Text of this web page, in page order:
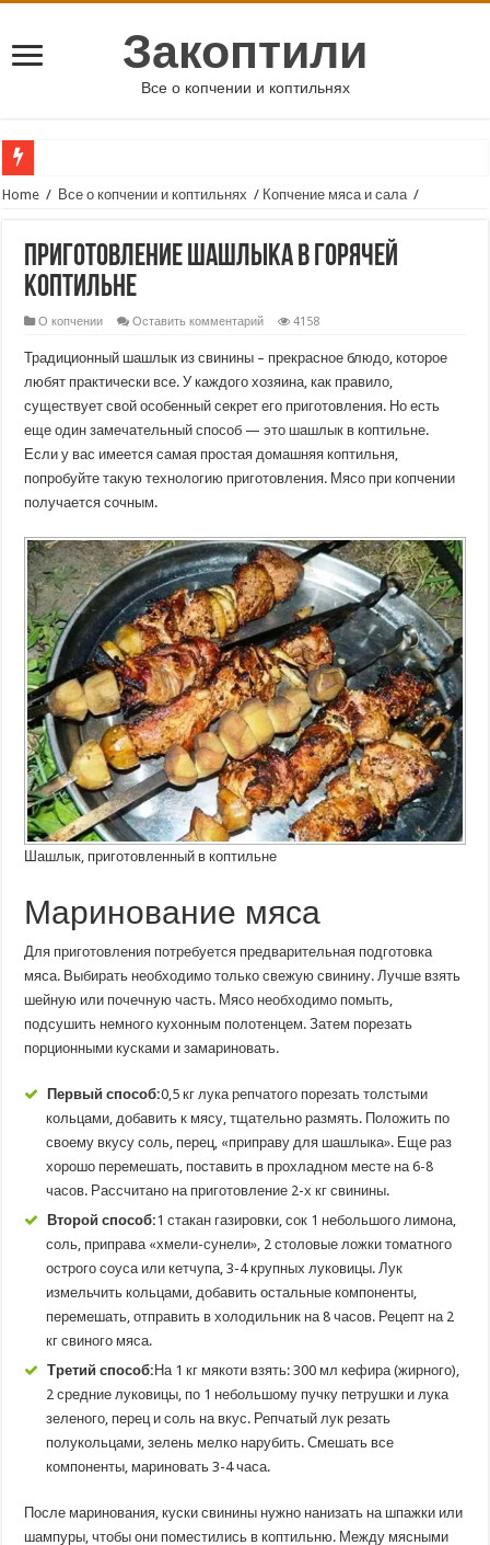
Закоптили
Все о копчении и коптильнях
Home / Все о копчении и коптильнях / Копчение мяса и сала /
Приготовление шашлыка в горячей
коптильне
О копчении Оставить комментарий 4158
Традиционный шашлык из свинины – прекрасное блюдо, которое
любят практически все. У каждого хозяина, как правило,
существует свой особенный секрет его приготовления. Но есть
еще один замечательный способ — это шашлык в коптильне.
Если у вас имеется самая простая домашняя коптильня,
попробуйте такую технологию приготовления. Мясо при копчении
получается сочным.
Шашлык, приготовленный в коптильне
Маринование мяса
Для приготовления потребуется предварительная подготовка
мяса. Выбирать необходимо только свежую свинину. Лучше взять
шейную или почечную часть. Мясо необходимо помыть,
подсушить немного кухонным полотенцем. Затем порезать
порционными кусками и замариновать.
Первый способ:0,5 кг лука репчатого порезать толстыми
кольцами, добавить к мясу, тщательно размять. Положить по
своему вкусу соль, перец, «приправу для шашлыка». Еще раз
хорошо перемешать, поставить в прохладном месте на 6-8
часов. Рассчитано на приготовление 2-х кг свинины.
Второй способ:1 стакан газировки, сок 1 небольшого лимона,
соль, приправа «хмели-сунели», 2 столовые ложки томатного
острого соуса или кетчупа, 3-4 крупных луковицы. Лук
измельчить кольцами, добавить остальные компоненты,
перемешать, отправить в холодильник на 8 часов. Рецепт на 2
кг свиного мяса.
Третий способ: На 1 кг мякоти взять: 300 мл кефира (жирного),
2 средние луковицы, по 1 небольшому пучку петрушки и лука
зеленого, перец и соль на вкус. Репчатый лук резать
полукольцами, зелень мелко нарубить. Смешать все
компоненты, мариновать 3-4 часа.
После маринования, куски свинины нужно нанизать на шпажки или
шампуры, чтобы они поместились в коптильню. Между мясными